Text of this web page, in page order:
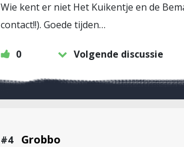
Wie kent er niet Het Kuikentje en de
contact!!). Goede tijden…
0 Volgende discussie
#4 Grobbo